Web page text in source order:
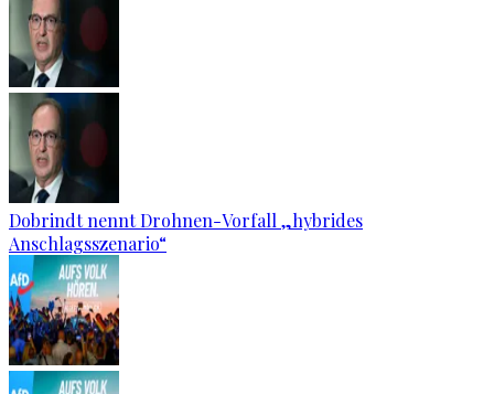
Dobrindt nennt Drohnen-Vorfall „hybrides
Anschlagsszenario“